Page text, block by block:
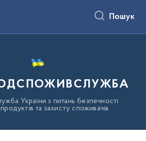
Пошук
України з питань безпечності
та захисту споживачів